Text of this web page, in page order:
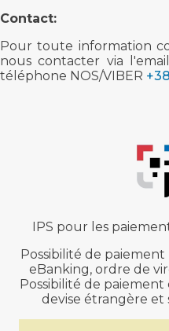
Contact:
Pour toute information
nous contacter via
téléphone NOS/VIBER
IPS pour les
Possibilité de paiement
eBanking, ordre de
Possibilité de
devise étrangère et